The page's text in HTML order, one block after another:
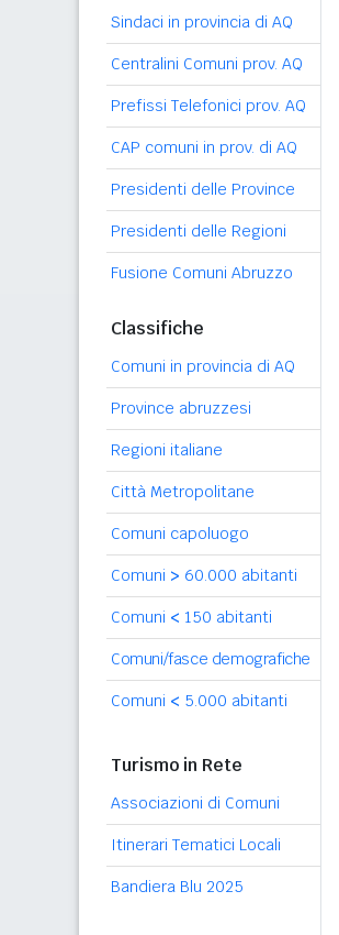
Sindaci in provincia di AQ
Centralini Comuni prov. AQ
Prefissi Telefonici prov. AQ
CAP comuni in prov. di AQ
Presidenti delle Province
Presidenti delle Regioni
Fusione Comuni Abruzzo
Classifiche
Comuni in provincia di AQ
Province abruzzesi
Regioni italiane
Città Metropolitane
Comuni capoluogo
Comuni > 60.000 abitanti
Comuni < 150 abitanti
Comuni/fasce demografiche
Comuni < 5.000 abitanti
Turismo in Rete
Associazioni di Comuni
Itinerari Tematici Locali
Bandiera Blu 2025